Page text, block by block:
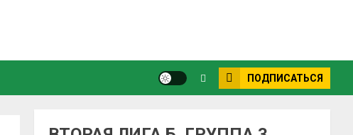
ПОДПИСАТЬСЯ